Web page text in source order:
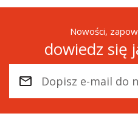
Nowości,
dowiedz się